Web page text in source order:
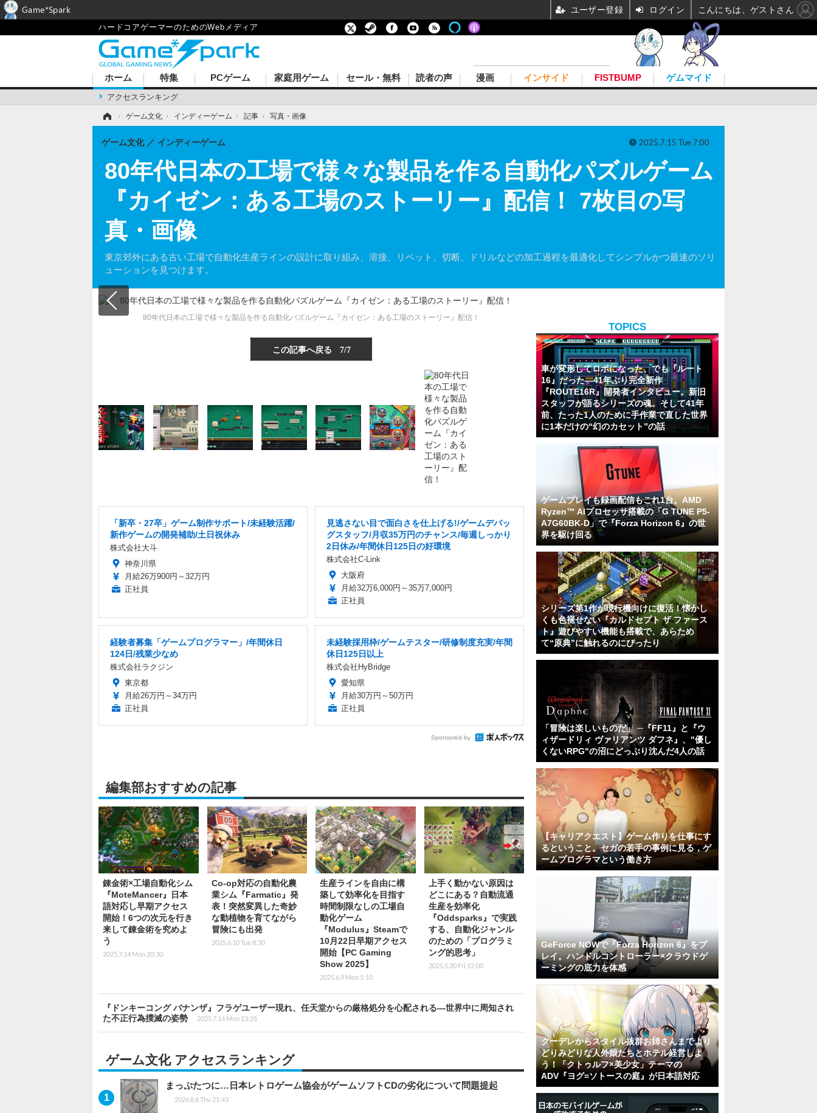
ハードコアゲーマーのためのWebメディア
ホーム
アクセスランキング
特集 PCゲーム 家庭用ゲーム セール・無料 読者の声 漫画 インサイド FISTBUMP ゲムマイド
› ゲーム文化 › インディーゲーム › 記事 › 写真・画像
80年代日本の工場で様々な製品を作る自動化パズルゲーム
『カイゼン：ある工場のストーリー』配信！ 7枚目の写
真・画像
東京郊外にある古い工場で自動化生産ラインの設計に取り組み、溶接、リベット、切断、ドリルなどの加工過程を最適化してシンプルかつ最速のソリ
ューションを見つけます。
ゲーム文化 インディーゲーム 2025.7.15 Tue 7:00
80年代日本の工場で様々な製品を作る自動化パズルゲーム『カイゼン：ある工場のストーリー』配信！
この記事へ戻る 7/7
「新卒・27卒」ゲーム制作サポート/未経験活躍/
新作ゲームの開発補助/土日祝休み
株式会社大斗
神奈川県
月給26万900円～32万円
正社員
見逃さない目で面白さを仕上げる!/ゲームデバッ
グスタッフ/月収35万円のチャンス/毎週しっかり
2日休み/年間休日125日の好環境
株式会社C-Link
大阪府
月給32万6,000円～35万7,000円
正社員
経験者募集「ゲームプログラマー」/年間休日
124日/残業少なめ
株式会社ラクジン
東京都
月給26万円～34万円
正社員
未経験採用枠/ゲームテスター/研修制度充実/年間
休日125日以上
株式会社HyBridge
愛知県
月給30万円～50万円
正社員
Sponsored by
編集部おすすめの記事
錬金術×工場自動化シム
『MoteMancer』日本
語対応し早期アクセス
開始！6つの次元を行き
来して錬金術を究めよ
う
2025.7.14 Mon 20:30
Co-op対応の自動化農
業シム『Farmatic』発
表！突然変異した奇妙
な動植物を育てながら
冒険にも出発
2025.6.10 Tue 8:30
生産ラインを自由に構
築して効率化を目指す
時間制限なしの工場自
動化ゲーム
『Modulus』Steamで
10月22日早期アクセス
開始【PC Gaming
Show 2025】
2025.6.9 Mon 5:10
上手く動かない原因は
どこにある？自動流通
生産を効率化
『Oddsparks』で実践
する、自動化ジャンル
のための「プログラミ
ング的思考」
2025.5.30 Fri 12:00
『ドンキーコング バナンザ』フラゲユーザー現れ、任天堂からの厳格処分を心配される―世界中に周知され
た不正行為撲滅の姿勢
2025.7.14 Mon 13:25
ゲーム文化 アクセスランキング
まっぷたつに…日本レトロゲーム協会がゲームソフトCDの劣化について問題提起
2026.8.6 Thu 21:43
TOPICS
車が変形してロボになった、でも『ルート
16』だった―41年ぶり完全新作
『ROUTE16R』開発者インタビュー。新旧
スタッフが語るシリーズの魂。そして41年
前、たった1人のために手作業で直した世界
に1本だけの“幻のカセット”の話
ゲームプレイも録画配信もこれ1台。AMD
Ryzen™ AIプロセッサ搭載の「G TUNE P5-
A7G60BK-D」で『Forza Horizon 6』の世
界を駆け回る
シリーズ第1作が現行機向けに復活！懐かし
くも色褪せない『カルドセプト ザ ファース
ト』遊びやすい機能も搭載で、あらため
て“原典”に触れるのにぴったり
「冒険は楽しいものだ」 ─『FF11』と『ウ
ィザードリィ ヴァリアンツ ダフネ』、"優し
くないRPG"の沼にどっぷり沈んだ4人の話
【キャリアクエスト】ゲーム作りを仕事にす
るということ。セガの若手の事例に見る，ゲ
ームプログラマという働き方
GeForce NOWで『Forza Horizon 6』をプ
レイ。ハンドルコントローラー×クラウドゲ
ーミングの底力を体感
クーデレからスタイル抜群お姉さんまでより
どりみどりな人外娘たちとホテル経営しよ
う！「クトゥルフ×美少女」テーマの
ADV『ヨグ=ソトースの庭』が日本語対応
Game*Spark ユーザー登録 ログイン こんにちは、ゲストさん